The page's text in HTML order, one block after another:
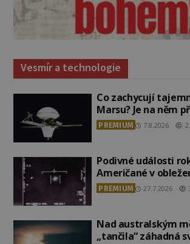
Vesmír a technologie
Co zachycují
Marsu? Je na něm
PREMIUM 7.8.2026
Podivné události
Američané v
PREMIUM 27.7.2026
Nad australským
„tančila“ záhadná